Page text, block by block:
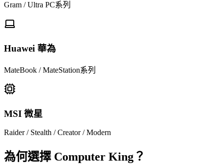
Gram / Ultra PC系列
Huawei 華為
MateBook / MateStation系列
MSI 微星
Raider / Stealth / Creator / Modern
為何選擇 Computer King？